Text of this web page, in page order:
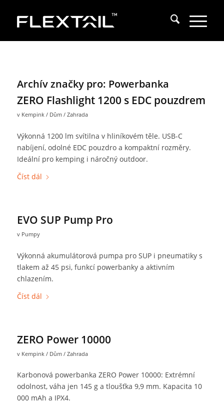
Archív značky pro: Powerbanka
ZERO Flashlight 1200 s EDC pouzdrem
v Kempink / Dům / Zahrada
Výkonná 1200 lm svítilna v hliníkovém těle. USB-C
nabíjení, odolné EDC pouzdro a kompaktní rozměry.
Ideální pro kemping i náročný outdoor.
Číst dál
EVO SUP Pump Pro
v Pumpy
Výkonná akumulátorová pumpa pro SUP i pneumatiky s
tlakem až 45 psi, funkcí powerbanky a aktivním
chlazením.
Číst dál
ZERO Power 10000
v Kempink / Dům / Zahrada
Karbonová powerbanka ZERO Power 10000: Extrémní
odolnost, váha jen 145 g a tloušťka 9,9 mm. Kapacita 10
000 mAh a IPX4.